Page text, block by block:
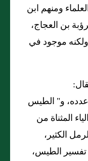
ومنهم ابن
بن العجاج،
موجود في
و"الطيس
المثناة من
الكثير،
تفسير الطيس،